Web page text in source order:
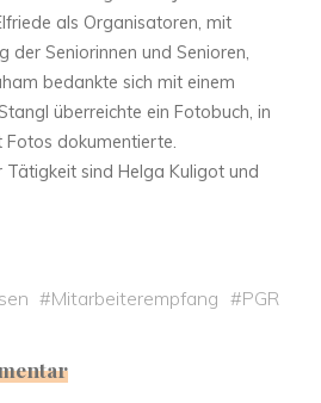
als Organisatoren, mit
Seniorinnen und Senioren,
bedankte sich mit einem
überreichte ein Fotobuch, in
Fotos dokumentierte.
Tätigkeit sind Helga Kuligot und
#Mitarbeiterempfang #PGR